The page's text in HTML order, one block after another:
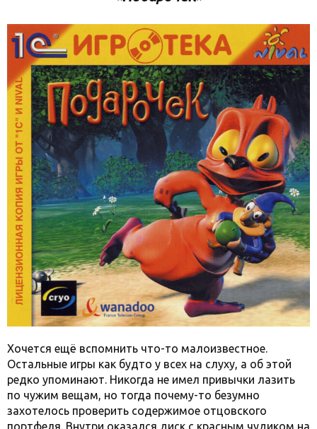
Хочется ещё вспомнить что-то малоизвестное.
Остальные игры как будто у всех на слуху, а об этой
редко упоминают. Никогда не имел привычки лазить
по чужим вещам, но тогда почему-то безумно
захотелось проверить содержимое отцовского
портфеля. Внутри оказался диск с красным чудиком на